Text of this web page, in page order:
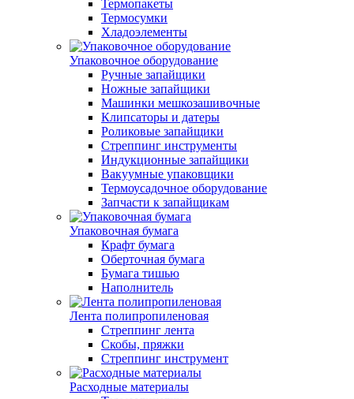
Термопакеты
Термосумки
Хладоэлементы
Упаковочное оборудование
Ручные запайщики
Ножные запайщики
Машинки мешкозашивочные
Клипсаторы и датеры
Роликовые запайщики
Стреппинг инструменты
Индукционные запайщики
Вакуумные упаковщики
Термоусадочное оборудование
Запчасти к запайщикам
Упаковочная бумага
Крафт бумага
Оберточная бумага
Бумага тишью
Наполнитель
Лента полипропиленовая
Стреппинг лента
Скобы, пряжки
Стреппинг инструмент
Расходные материалы